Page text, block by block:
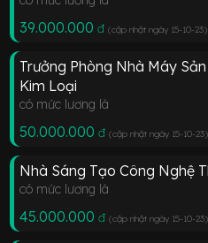
39.000.000 đ (cập nhật ngày 15-10-23)
Trưởng Phòng Nhà Máy
Kim Loại
có mức lương là
50.000.000 đ (cập nhật ngày 15-10-23)
Nhà Sáng Tạo Công Nghệ
có mức lương là
45.000.000 đ (cập nhật ngày 15-10-23)